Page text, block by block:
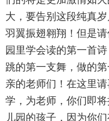
大，要告别这段纯真
羽翼振翅翱翔！但是
园里学会读的第一首
跳的第一支舞，做的
亲的老师们！在这里
学，为老师，你们即
儿园的孩子，因为你